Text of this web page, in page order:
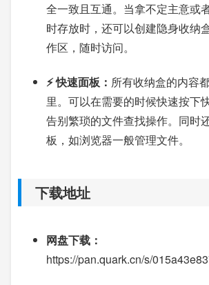
全一致且互通。当拿不定主意或
时存放时，还可以创建隐身收纳
作区，随时访问。
⚡ 快速面板： 所有收纳盒的内容
里。可以在需要的时候快速按下
告别繁琐的文件查找操作。同时
板，如浏览器一般管理文件。
下载地址
网盘下载：
https://pan.quark.cn/s/